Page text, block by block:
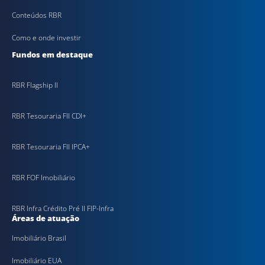
Conteúdos RBR
Como e onde investir
Fundos em destaque
RBR Flagship II
RBR Tesouraria FII CDI+
RBR Tesouraria FII IPCA+
RBR FOF Imobiliário
RBR Infra Crédito Pré II FIP-Infra
Áreas de atuação
Imobiliário Brasil
Imobiliário EUA